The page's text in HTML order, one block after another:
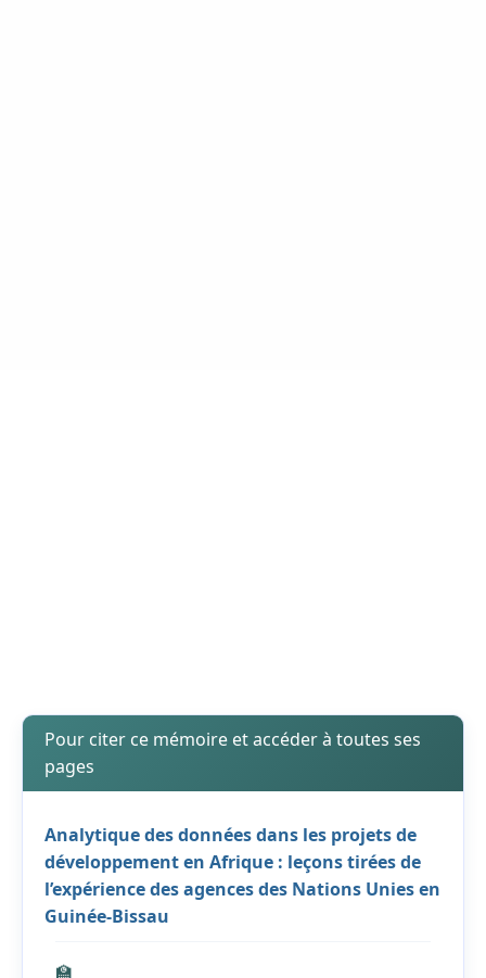
Pour citer ce mémoire et accéder à toutes ses
pages
Analytique des données dans les projets de
développement en Afrique : leçons tirées de
l’expérience des agences des Nations Unies en
Guinée-Bissau
🏫